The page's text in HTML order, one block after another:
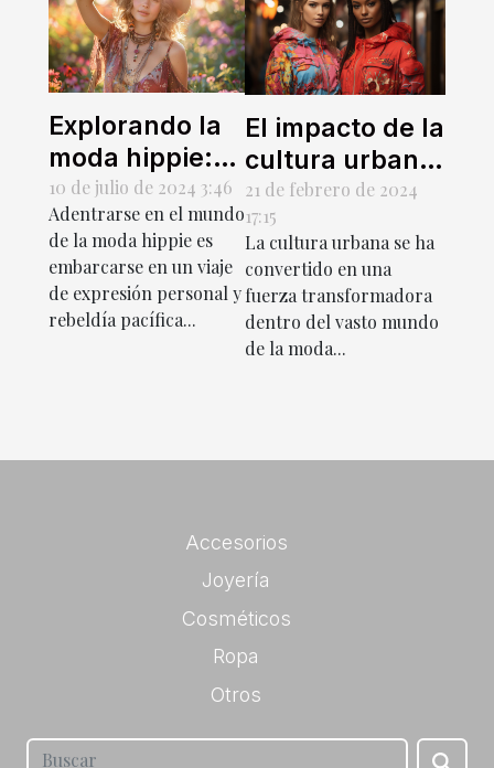
Explorando la
moda hippie:
tendencias y
consejos para
un estilo boho
10 de julio de 2024 3:46
Adentrarse en el mundo
de la moda hippie es
embarcarse en un viaje
de expresión personal y
rebeldía pacífica...
El impacto de la
cultura urbana
en la moda
contemporánea
21 de febrero de 2024
17:15
La cultura urbana se ha
convertido en una
fuerza transformadora
dentro del vasto mundo
de la moda...
Accesorios
Joyería
Cosméticos
Ropa
Otros